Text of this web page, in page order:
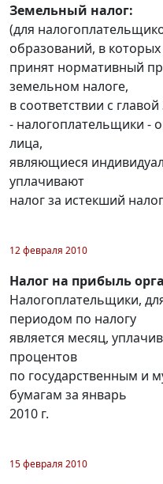
Земельный налог:
(для
образований, в которых
принят нормативный
земельном налоге,
в соответствии с
- налогоплательщики -
лица,
являющиеся
уплачивают
налог за истекший
12 февраля 2010
Налог на прибыль
Налогоплательщики,
периодом по налогу
является месяц,
процентов
по государственным и
бумагам за январь
2010 г.
15 февраля 2010